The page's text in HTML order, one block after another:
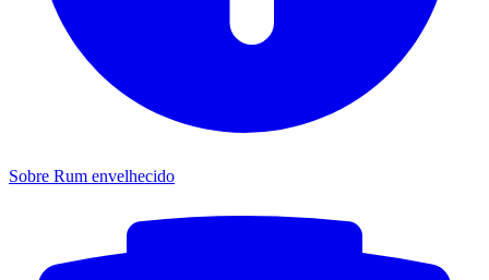
Sobre Rum envelhecido